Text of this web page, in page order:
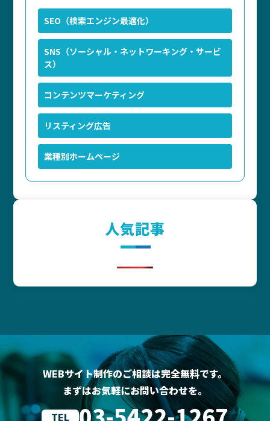
SEO（検索エンジン最適化）
SNS（ソーシャル・ネットワーキング・サービ
ス）
コンテンツマーケティング
リスティング広告
業種別ホームページ
人気記事
WEBサイト制作のご相談は完全無料です。
まずはお気軽にお問い合わせを。
TEL